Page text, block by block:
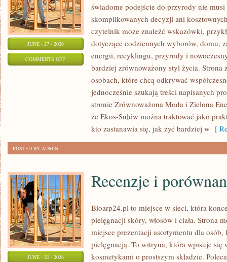
JUNE - 27 - 2026
COMMENTS OFFON
świadome podejście do przyrody nie
skomplikowanych decyzji ani
czytelnik może znaleźć wskazówki,
dotyczące codziennych wyborów, domu,
energii, recyklingu, przyrody i
bardziej zrównoważony styl życia. Strona
osobach, które chcą odkrywać
jednocześnie szukają treści napisanych
stronie Zrównoważona Moda i Zielona
że Ekos-Sułów można traktować jako
kto zastanawia się, jak żyć bardziej w [
POSTED BY ADMIN
JUNE - 20 - 2026
Recenzje i
Bioarp24.pl to miejsce w sieci, która
pielęgnacji skóry, włosów i ciała. Strona
miejsce prezentacji asortymentu dla
pielęgnacją. To witryna, która wpisuje się
kosmetykami o prostszym składzie.